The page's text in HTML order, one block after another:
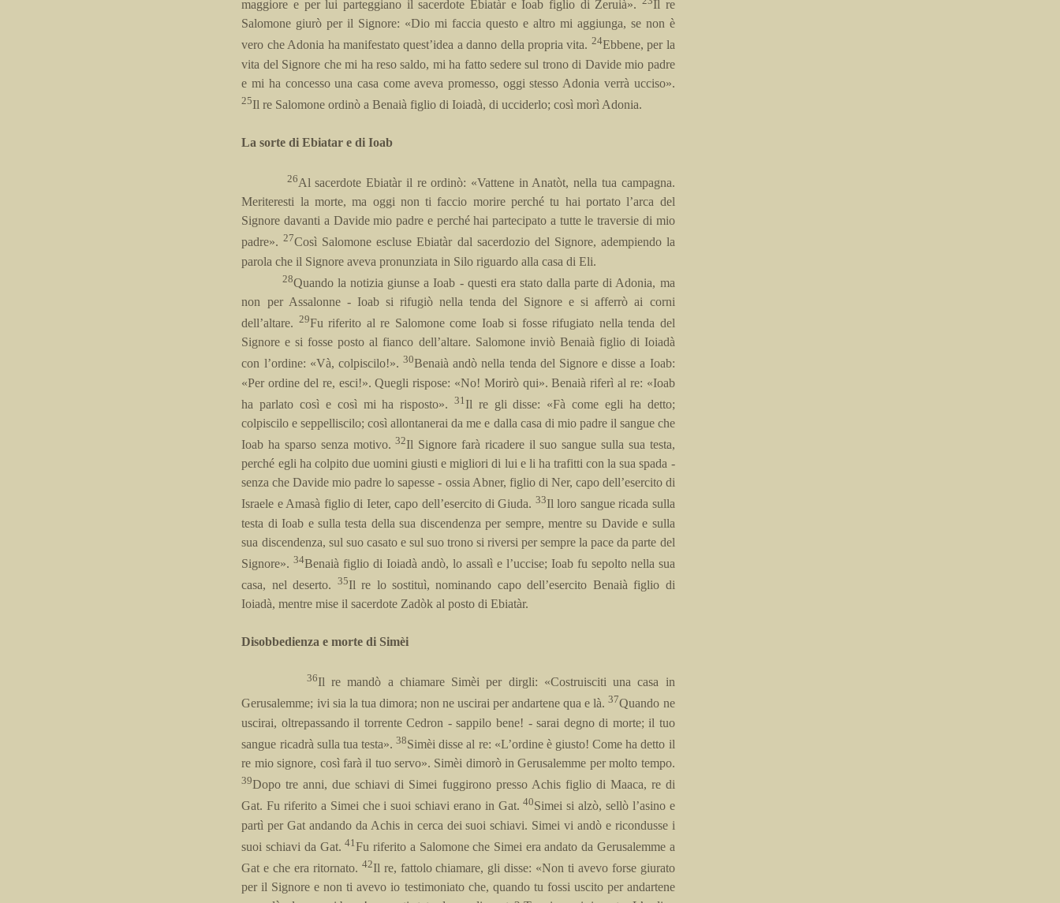
maggiore e per lui parteggiano il sacerdote Ebiatàr e Ioab figlio di Zeruià».
Il re
Salomone giurò per il Signore: «Dio mi faccia questo e altro mi aggiunga, se non è
vero che Adonia ha manifestato quest’idea a danno della propria vita. 24Ebbene, per la
vita del Signore che mi ha reso saldo, mi ha fatto sedere sul trono di Davide mio padre
e mi ha concesso una casa come aveva promesso, oggi stesso Adonia verrà ucciso».
25Il re Salomone ordinò a Benaià figlio di Ioiadà, di ucciderlo; così morì Adonia.
La sorte di Ebiatar e di Ioab
26Al sacerdote Ebiatàr il re ordinò: «Vattene in Anatòt, nella tua campagna.
Meriteresti la morte, ma oggi non ti faccio morire perché tu hai portato l’arca del
Signore davanti a Davide mio padre e perché hai partecipato a tutte le traversie di mio
padre».27Così Salomone escluse Ebiatàr dal sacerdozio del Signore, adempiendo la
parola che il Signore aveva pronunziata in Silo riguardo alla casa di Eli.
28Quando la notizia giunse a Ioab - questi era stato dalla parte di Adonia, ma
non per Assalonne - Ioab si rifugiò nella tenda del Signore e si afferrò ai corni
dell’altare. 29Fu riferito al re Salomone come Ioab si fosse rifugiato nella tenda del
Signore e si fosse posto al fianco dell’altare. Salomone inviò Benaià figlio di Ioiadà
con l’ordine: «Và, colpiscilo!».30Benaià andò nella tenda del Signore e disse a Ioab:
«Per ordine del re, esci!». Quegli rispose: «No! Morirò qui». Benaià riferì al re: «Ioab
ha parlato così e così mi ha risposto». 31 Il re gli disse: «Fà come egli ha detto;
colpiscilo e seppelliscilo; così allontanerai da me e dalla casa di mio padre il sangue che
Ioab ha sparso senza motivo.32Il Signore farà ricadere il suo sangue sulla sua testa,
perché egli ha colpito due uomini giusti e migliori di lui e li ha trafitti con la sua spada -
senza che Davide mio padre lo sapesse - ossia Abner, figlio di Ner, capo dell’esercito di
Israele e Amasà figlio di Ieter, capo dell’esercito di Giuda. 33Il loro sangue ricada sulla
testa di Ioab e sulla testa della sua discendenza per sempre, mentre su Davide e sulla
sua discendenza, sul suo casato e sul suo trono si riversi per sempre la pace da parte del
Signore».34Benaià figlio di Ioiadà andò, lo assalì e l’uccise; Ioab fu sepolto nella sua
casa, nel deserto. 35Il re lo sostituì, nominando capo dell’esercito Benaià figlio di
Ioiadà, mentre mise il sacerdote Zadòk al posto di Ebiatàr.
Disobbedienza e morte di Simèi
36Il re mandò a chiamare Simèi per dirgli: «Costruisciti una casa in
Gerusalemme; ivi sia la tua dimora; non ne uscirai per andartene qua e là.37Quando ne
uscirai, oltrepassando il torrente Cedron - sappilo bene! - sarai degno di morte; il tuo
sangue ricadrà sulla tua testa».38Simèi disse al re: «L’ordine è giusto! Come ha detto il
re mio signore, così farà il tuo servo». Simèi dimorò in Gerusalemme per molto tempo.
39Dopo tre anni, due schiavi di Simei fuggirono presso Achis figlio di Maaca, re di
Gat. Fu riferito a Simei che i suoi schiavi erano in Gat.40Simei si alzò, sellò l’asino e
partì per Gat andando da Achis in cerca dei suoi schiavi. Simei vi andò e ricondusse i
suoi schiavi da Gat.41Fu riferito a Salomone che Simei era andato da Gerusalemme a
Gat e che era ritornato. 42Il re, fattolo chiamare, gli disse: «Non ti avevo forse giurato
per il Signore e non ti avevo io testimoniato che, quando tu fossi uscito per andartene